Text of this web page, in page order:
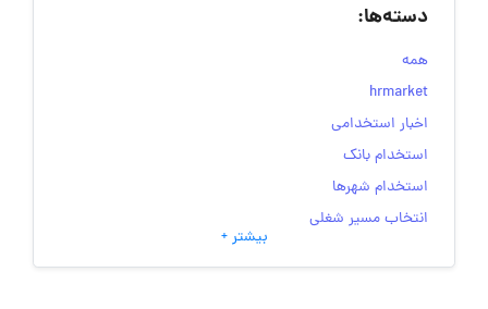
دسته‌ها:
همه
hrmarket
اخبار استخدامی
استخدام بانک
استخدام شهرها
انتخاب مسیر شغلی
به‌روزرسانی‌های سایت (کارجویی)
بیشتر +